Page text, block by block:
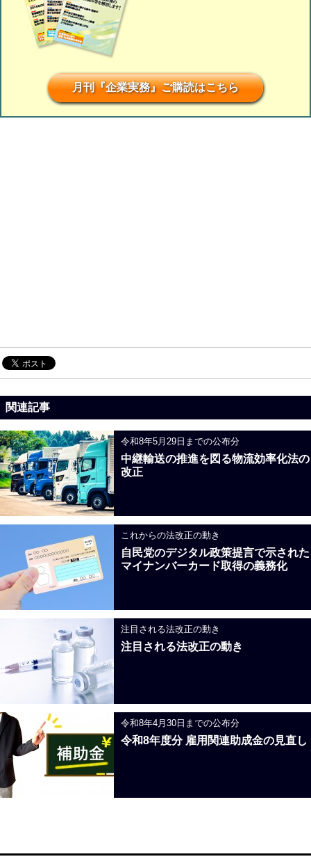
月刊『企業実務』ご購読はこちら
関連記事
令和8年5月29日までの公布分
中継輸送の推進を図る物流効率化法の
改正
これからの法改正の動き
自民党のデジタル政策提言で示された
マイナンバーカード取得の義務化
注目される法改正の動き
注目される法改正の動き
令和8年4月30日までの公布分
令和8年度分 雇用関連助成金の見直し